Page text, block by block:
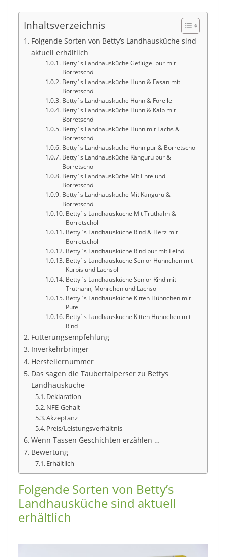
Inhaltsverzeichnis
Folgende Sorten von Betty’s Landhausküche sind
aktuell erhältlich
Betty`s Landhausküche Geflügel pur mit
Borretschöl
Betty`s Landhausküche Huhn & Fasan mit
Borretschöl
Betty`s Landhausküche Huhn & Forelle
Betty`s Landhausküche Huhn & Kalb mit
Borretschöl
Betty`s Landhausküche Huhn mit Lachs &
Borretschöl
Betty`s Landhausküche Huhn pur & Borretschöl
Betty`s Landhausküche Känguru pur &
Borretschöl
Betty`s Landhausküche Mit Ente und
Borretschöl
Betty`s Landhausküche Mit Känguru &
Borretschöl
Betty`s Landhausküche Mit Truthahn &
Borretschöl
Betty`s Landhausküche Rind & Herz mit
Borretschöl
Betty`s Landhausküche Rind pur mit Leinöl
Betty`s Landhausküche Senior Hühnchen mit
Kürbis und Lachsöl
Betty`s Landhausküche Senior Rind mit
Truthahn, Möhrchen und Lachsöl
Betty`s Landhausküche Kitten Hühnchen mit
Pute
Betty`s Landhausküche Kitten Hühnchen mit
Rind
Fütterungsempfehlung
Inverkehrbringer
Herstellernummer
Das sagen die Taubertalperser zu Bettys
Landhausküche
Deklaration
NFE-Gehalt
Akzeptanz
Preis/Leistungsverhältnis
Wenn Tassen Geschichten erzählen …
Bewertung
Erhältlich
Folgende Sorten von Betty’s
Landhausküche sind aktuell
erhältlich